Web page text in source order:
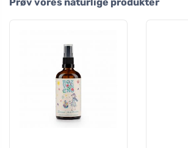
Prøv vores naturlige produkter